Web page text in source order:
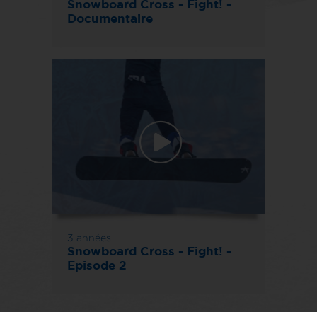
Snowboard Cross - Fight! -
Documentaire
3 années
Snowboard Cross - Fight! -
Episode 2